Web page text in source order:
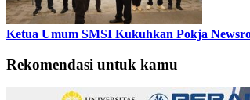
Ketua Umum SMSI Kukuhkan Pokja
Rekomendasi untuk kamu